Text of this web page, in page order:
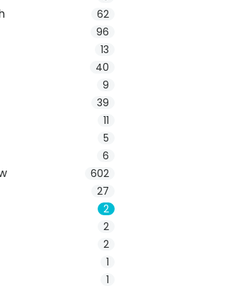
62
96
13
40
9
39
11
5
6
602
27
2
2
2
1
1